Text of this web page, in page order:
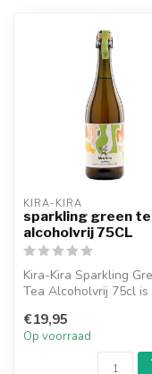
KIRA-KIRA
sparkling green
alcoholvrij 75CL
Kira-Kira Sparkling
Tea Alcoholvrij 75cl is
€19,95
Op voorraad